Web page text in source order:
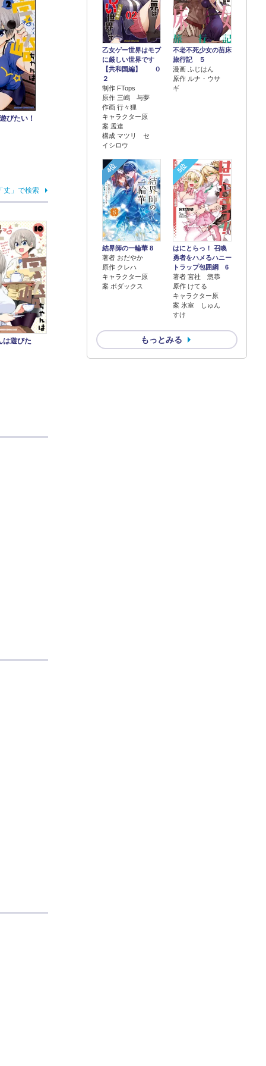
乙女ゲー世界はモブ
に厳しい世界です
【共和国編】 ０
２
制作 FTops
原作 三嶋 与夢
作画 行々狸
キャラクター原
案 孟達
構成 マツリ セ
イシロウ
不老不死少女の苗床
旅行記 ５
漫画 ふじはん
原作 ルナ・ウサ
ギ
4位
結界師の一輪華 8
著者 おだやか
原作 クレハ
キャラクター原
案 ボダックス
5位
はにとらっ！ 召喚
勇者をハメるハニー
トラップ包囲網 6
著者 宮社 惣恭
原作 けてる
キャラクター原
案 氷室 しゅん
すけ
もっとみる
びたい！
丈」で検索
は遊びた